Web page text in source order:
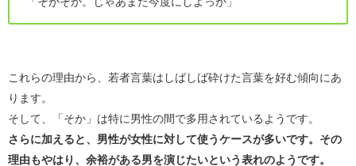
これらの理由から、若者言葉はしばしば砕けた言葉を好む傾向にあ
ります。
そして、「そか」は特に男性の間で多用されているようです。
さらに加えると、男性が女性に対して使うケースが多いです。その
理由もやはり、余裕がある男を演じたいという表れのようです。